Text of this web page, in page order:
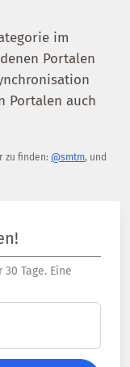
im
Portalen
Portalen auch
zu finden: @smtm, und
Tage. Eine